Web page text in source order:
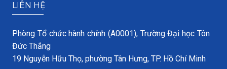
LIÊN HỆ
Phòng Tổ chức hành chính (A0001), Trường Đại học Tôn
Đức Thắng
19 Nguyễn Hữu Thọ, phường Tân Hưng, TP. Hồ Chí Minh